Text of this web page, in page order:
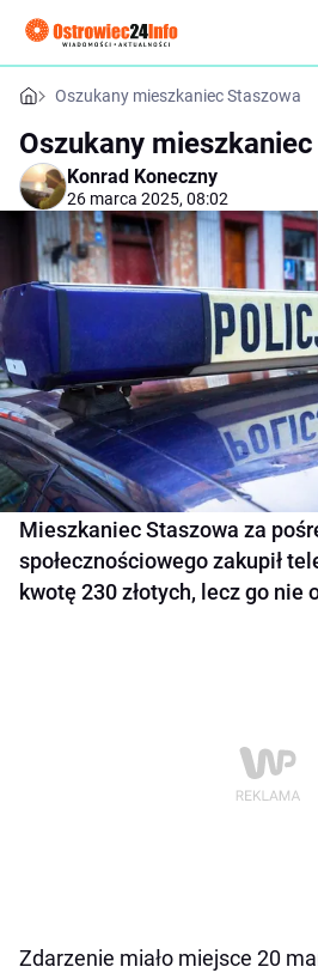
Oszukany mieszkaniec Staszowa
Oszukany
Konrad Koneczny
26 marca 2025, 08:02
Mieszkaniec Staszowa za
społecznościowego zakupił
kwotę 230 złotych, lecz go nie
Zdarzenie miało miejsce 20